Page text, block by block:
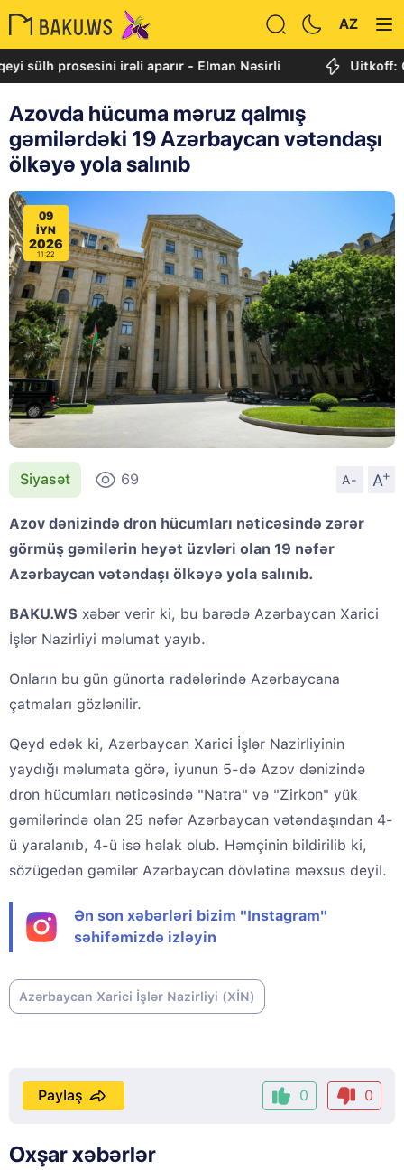
AZ
prosesini irəli aparır - Elman Nəsirli Uitkoff:
Azovda hücuma məruz qalmış
gəmilərdəki 19 Azərbaycan vətəndaşı
ölkəyə yola salınıb
09
IYN
2026
11:22
Siyasət 69 A- A
+
Azov dənizində dron hücumları nəticəsində zərər
görmüş gəmilərin heyət üzvləri olan 19 nəfər
Azərbaycan vətəndaşı ölkəyə yola salınıb.
BAKU.WS xəbər verir ki, bu barədə Azərbaycan Xarici
İşlər Nazirliyi məlumat yayıb.
Onların bu gün günorta radələrində Azərbaycana
çatmaları gözlənilir.
Qeyd edək ki, Azərbaycan Xarici İşlər Nazirliyinin
yaydığı məlumata görə, iyunun 5-də Azov dənizində
dron hücumları nəticəsində "Natra" və "Zirkon" yük
gəmilərində olan 25 nəfər Azərbaycan vətəndaşından 4-
ü yaralanıb, 4-ü isə həlak olub. Həmçinin bildirilib ki,
sözügedən gəmilər Azərbaycan dövlətinə məxsus deyil.
Ən son xəbərləri bizim "Instagram"
səhifəmizdə izləyin
Azərbaycan Xarici İşlər Nazirliyi (XİN)
0 0
Paylaş
Oxşar xəbərlər